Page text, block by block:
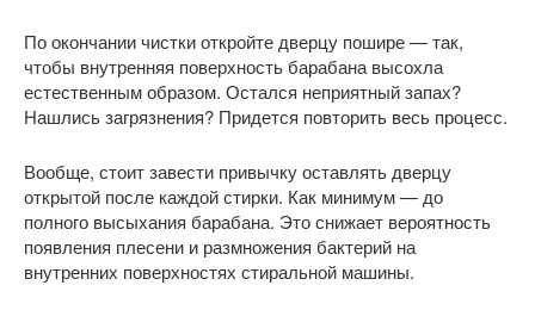
По окончании чистки откройте дверцу пошире — так,
чтобы внутренняя поверхность барабана высохла
естественным образом. Остался неприятный запах?
Нашлись загрязнения? Придется повторить весь процесс.
Вообще, стоит завести привычку оставлять дверцу
открытой после каждой стирки. Как минимум — до
полного высыхания барабана. Это снижает вероятность
появления плесени и размножения бактерий на
внутренних поверхностях стиральной машины.